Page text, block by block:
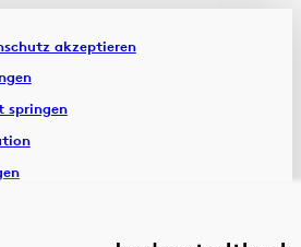
akzeptieren
springen
& Dossiers
Chronik